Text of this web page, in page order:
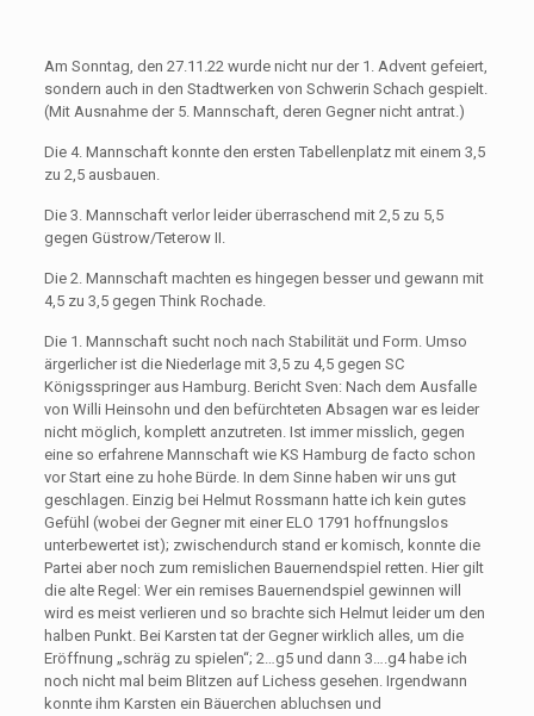
Am Sonntag, den 27.11.22 wurde nicht nur der 1. Advent gefeiert,
sondern auch in den Stadtwerken von Schwerin Schach gespielt.
(Mit Ausnahme der 5. Mannschaft, deren Gegner nicht antrat.)
Die 4. Mannschaft konnte den ersten Tabellenplatz mit einem 3,5
zu 2,5 ausbauen.
Die 3. Mannschaft verlor leider überraschend mit 2,5 zu 5,5
gegen Güstrow/Teterow II.
Die 2. Mannschaft machten es hingegen besser und gewann mit
4,5 zu 3,5 gegen Think Rochade.
Die 1. Mannschaft sucht noch nach Stabilität und Form. Umso
ärgerlicher ist die Niederlage mit 3,5 zu 4,5 gegen SC
Königsspringer aus Hamburg. Bericht Sven: Nach dem Ausfalle
von Willi Heinsohn und den befürchteten Absagen war es leider
nicht möglich, komplett anzutreten. Ist immer misslich, gegen
eine so erfahrene Mannschaft wie KS Hamburg de facto schon
vor Start eine zu hohe Bürde. In dem Sinne haben wir uns gut
geschlagen. Einzig bei Helmut Rossmann hatte ich kein gutes
Gefühl (wobei der Gegner mit einer ELO 1791 hoffnungslos
unterbewertet ist); zwischendurch stand er komisch, konnte die
Partei aber noch zum remislichen Bauernendspiel retten. Hier gilt
die alte Regel: Wer ein remises Bauernendspiel gewinnen will
wird es meist verlieren und so brachte sich Helmut leider um den
halben Punkt. Bei Karsten tat der Gegner wirklich alles, um die
Eröffnung „schräg zu spielen“; 2…g5 und dann 3….g4 habe ich
noch nicht mal beim Blitzen auf Lichess gesehen. Irgendwann
konnte ihm Karsten ein Bäuerchen abluchsen und